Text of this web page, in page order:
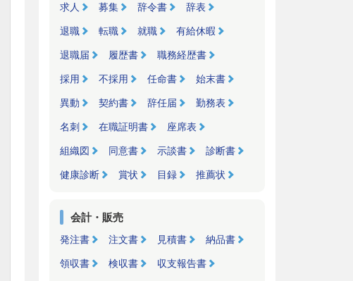
求人 募集 辞令書 辞表
退職 転職 就職 有給休暇
退職届 履歴書 職務経歴書
採用 不採用 任命書 始末書
異動 契約書 辞任届 勤務表
名刺 在職証明書 座席表
組織図 同意書 示談書 診断書
健康診断 賞状 目録 推薦状
会計・販売
発注書 注文書 見積書 納品書
領収書 検収書 収支報告書